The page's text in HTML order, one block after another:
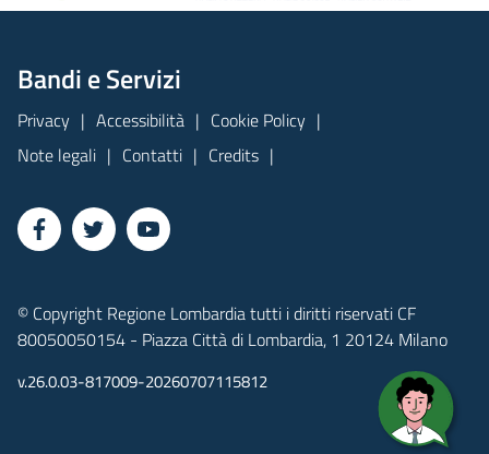
Bandi e Servizi
Privacy Accessibilità
Cookie Policy
Note legali
Contatti Credits
© Copyright Regione Lombardia tutti i diritti riservati CF
80050050154 - Piazza Città di Lombardia, 1 20124 Milano
v.26.0.03-817009-20260707115812